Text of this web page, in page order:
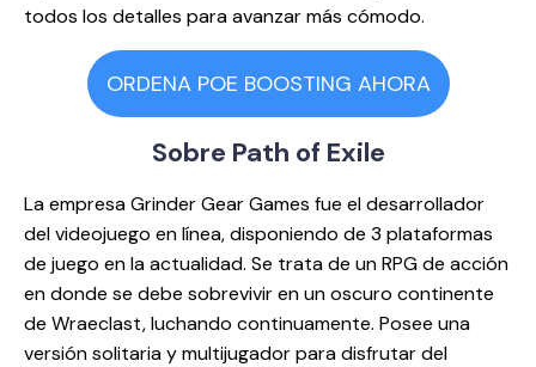
todos los detalles para avanzar más cómodo.
ORDENA POE BOOSTING AHORA
Sobre Path of Exile
La empresa Grinder Gear Games fue el desarrollador
del videojuego en línea, disponiendo de 3 plataformas
de juego en la actualidad. Se trata de un RPG de acción
en donde se debe sobrevivir en un oscuro continente
de Wraeclast, luchando continuamente. Posee una
versión solitaria y multijugador para disfrutar del